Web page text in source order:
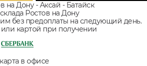
на Дону - Аксай - Батайск
Ростов на Дону
без предоплаты на следующий день.
картой при получении
в офисе